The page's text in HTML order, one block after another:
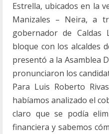
Estrella, ubicados en la
Manizales – Neira, a
gobernador de Caldas
bloque con los alcaldes
presentó a la Asamblea
pronunciaron los
Para Luis Roberto
habíamos analizado el
claro que se podía
financiera y sabemos